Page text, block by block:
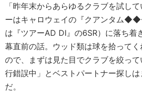
「昨年末からあらゆるクラブを試し
ーはキャロウェイの『クアンタム
は『ツアーAD DI』の6SR）に落ち着
幕直前の話。ウッド類は球を拾って
ので、まずは見た目でクラブを絞っ
行錯誤中」とベストパートナー探しは
だ。